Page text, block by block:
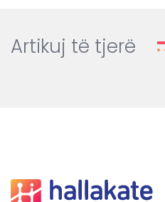
Artikuj të tjerë